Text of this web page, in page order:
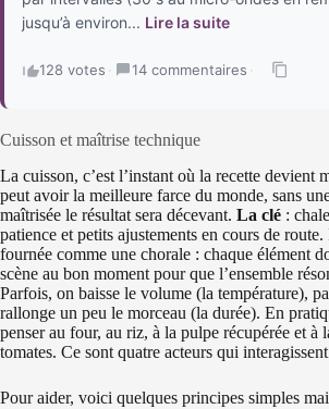
jusqu’à environ... Lire la suite
128 votes · 14 commentaires ·
Cuisson et maîtrise technique
La cuisson, c’est l’instant où la recette devient
peut avoir la meilleure farce du monde, sans
maîtrisée le résultat sera décevant. La clé :
patience et petits ajustements en cours de
fournée comme une chorale : chaque élément
scène au bon moment pour que l’ensemble
Parfois, on baisse le volume (la température),
rallonge un peu le morceau (la durée). En
penser au four, au riz, à la pulpe récupérée et à
tomates. Ce sont quatre acteurs qui
Pour aider, voici quelques principes simples